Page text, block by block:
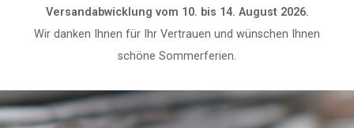
Versandabwicklung vom 10. bis 14. August 2026.
Wir danken Ihnen für Ihr Vertrauen und wünschen Ihnen
schöne Sommerferien.